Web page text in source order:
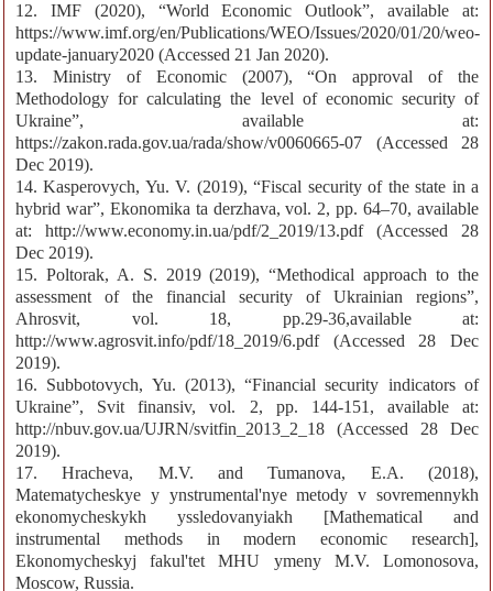
12. IMF (2020), “World Economic Outlook”, available at:
https://www.imf.org/en/Publications/WEO/Issues/2020/01/20/weo-
update-january2020 (Accessed 21 Jan 2020).
13. Ministry of Economic (2007), “On approval of the
Methodology for calculating the level of economic security of
Ukraine”, available at:
https://zakon.rada.gov.ua/rada/show/v0060665-07 (Accessed 28
Dec 2019).
14. Kasperovych, Yu. V. (2019), “Fiscal security of the state in a
hybrid war”, Ekonomika ta derzhava, vol. 2, pp. 64–70, available
at: http://www.economy.in.ua/pdf/2_2019/13.pdf (Accessed 28
Dec 2019).
15. Poltorak, A. S. 2019 (2019), “Methodical approach to the
assessment of the financial security of Ukrainian regions”,
Ahrosvit, vol. 18, pp.29-36,available at:
http://www.agrosvit.info/pdf/18_2019/6.pdf (Accessed 28 Dec
2019).
16. Subbotovych, Yu. (2013), “Financial security indicators of
Ukraine”, Svit finansiv, vol. 2, pp. 144-151, available at:
http://nbuv.gov.ua/UJRN/svitfin_2013_2_18 (Accessed 28 Dec
2019).
17. Hracheva, M.V. and Tumanova, E.A. (2018),
Matematycheskye y ynstrumental'nye metody v sovremennykh
ekonomycheskykh yssledovanyiakh [Mathematical and
instrumental methods in modern economic research],
Ekonomycheskyj fakul'tet MHU ymeny M.V. Lomonosova,
Moscow, Russia.